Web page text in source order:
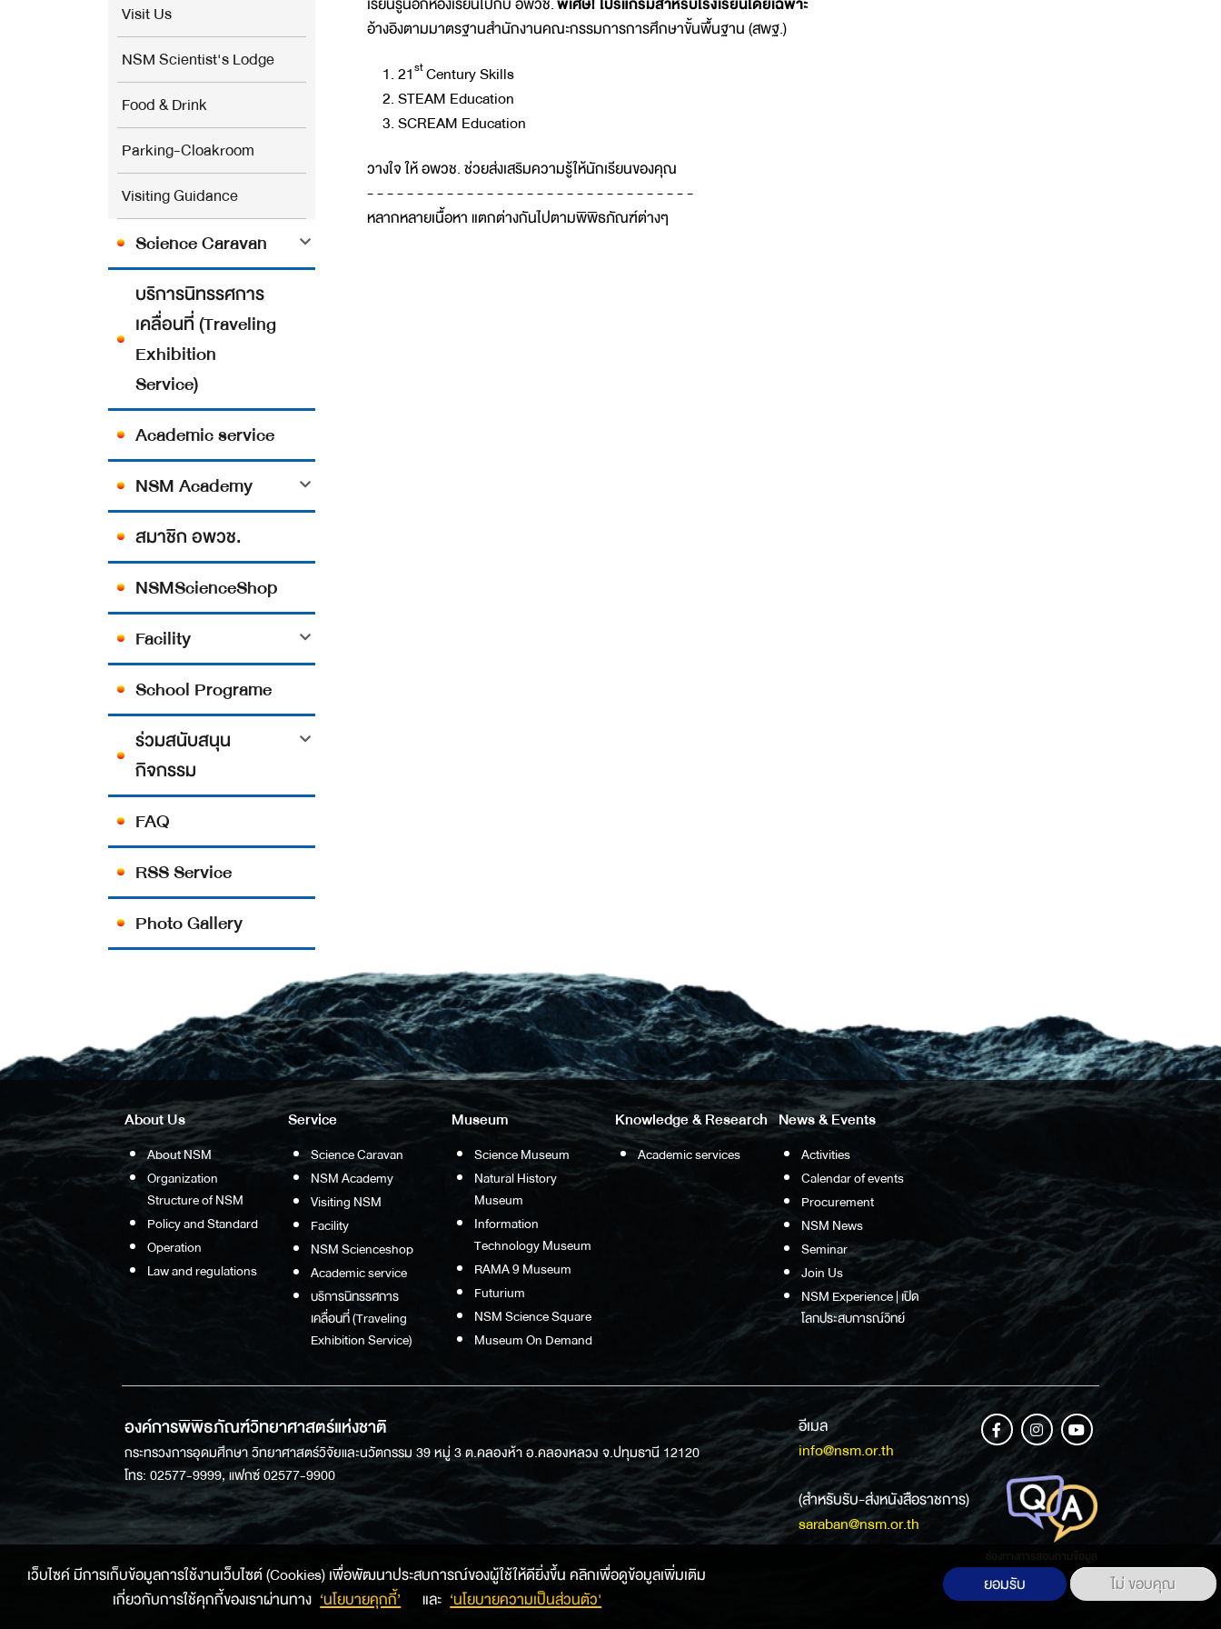
Visit Us
NSM Scientist's Lodge
Food & Drink
Parking-Cloakroom
Visiting Guidance
Science Caravan
บริการนิทรรศการ
เคลื่อนที่ (Traveling
Exhibition
Service)
Academic service
NSM Academy
สมาชิก อพวช.
NSMScienceShop
Facility
School Programe
ร่วมสนับสนุน
กิจกรรม
FAQ
RSS Service
Photo Gallery
อ้างอิงตามมาตรฐานสำนักงานคณะกรรมการการศึกษาขั้นพื้นฐาน (สพฐ.)
1. 21stCentury Skills
2. STEAM Education
3. SCREAM Education
วางใจ ให้ อพวช. ช่วยส่งเสริมความรู้ให้นักเรียนของคุณ
- - - - - - - - - - - - - - - - - - - - - - - - - - - - - - - - -
หลากหลายเนื้อหา แตกต่างกันไปตามพิพิธภัณฑ์ต่างๆ
About Us
About NSM
Organization
Structure of NSM
Policy and Standard
Operation
Law and regulations
Service
Science Caravan
NSM Academy
Visiting NSM
Facility
NSM Scienceshop
Academic service
บริการนิทรรศการ
เคลื่อนที่ (Traveling
Exhibition Service)
Museum
Science Museum
Natural History
Museum
Information
Technology Museum
RAMA 9 Museum
Futurium
NSM Science Square
Museum On Demand
Knowledge & Research
Academic services
News & Events
Activities
Calendar of events
Procurement
NSM News
Seminar
Join Us
NSM Experience | เปิด
โลกประสบการณ์วิทย์
องค์การพิพิธภัณฑ์วิทยาศาสตร์แห่งชาติ
กระทรวงการอุดมศึกษา วิทยาศาสตร์วิจัยและนวัตกรรม 39 หมู่ 3 ต.คลองห้า อ.คลองหลวง จ.ปทุมธานี 12120
โทร: 02577-9999, แฟกซ์ 02577-9900
อีเมล
info@nsm.or.th
(สำหรับรับ-ส่งหนังสือราชการ)
saraban@nsm.or.th
ช่องทางการสอบถามข้อมูล
เว็บไซค์ มีการเก็บข้อมูลการใช้งานเว็บไซต์ (Cookies) เพื่อพัฒนาประสบการณ์ของผู้ใช้ให้ดียิ่งขึ้น คลิกเพื่อดูข้อมูลเพิ่มเติม
เกี่ยวกับการใช้คุกกี้ของเราผ่านทาง ‘นโยบายคุกกี้’ และ ‘นโยบายความเป็นส่วนตัว'
ยอมรับ ไม่ ขอบคุณ